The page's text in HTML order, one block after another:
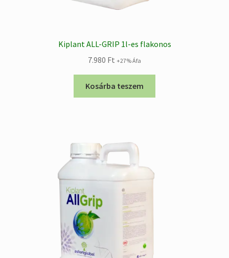
Kiplant ALL-GRIP 1l-es flakonos
7.980 Ft +27% Áfa
Kosárba teszem